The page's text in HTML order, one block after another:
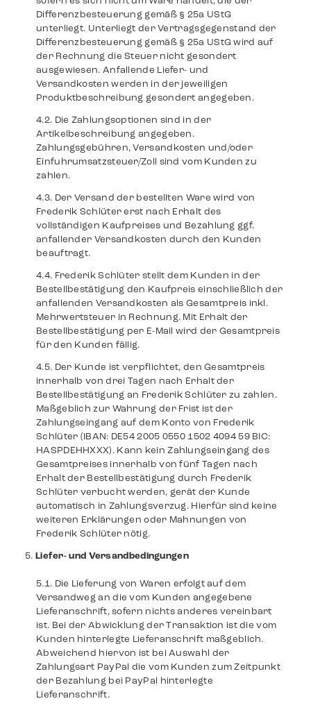
Differenzbesteuerung gemäß § 25a UStG
unterliegt. Unterliegt der Vertragsgegenstand der
Differenzbesteuerung gemäß § 25a UStG wird auf
der Rechnung die Steuer nicht gesondert
ausgewiesen. Anfallende Liefer- und
Versandkosten werden in der jeweiligen
Produktbeschreibung gesondert angegeben.
Die Zahlungsoptionen sind in der
Artikelbeschreibung angegeben.
Zahlungsgebühren, Versandkosten und/oder
Einfuhrumsatzsteuer/Zoll sind vom Kunden zu
zahlen.
Der Versand der bestellten Ware wird von
Frederik Schlüter erst nach Erhalt des
vollständigen Kaufpreises und Bezahlung ggf.
anfallender Versandkosten durch den Kunden
beauftragt.
Frederik Schlüter stellt dem Kunden in der
Bestellbestätigung den Kaufpreis einschließlich der
anfallenden Versandkosten als Gesamtpreis inkl.
Mehrwertsteuer in Rechnung. Mit Erhalt der
Bestellbestätigung per E-Mail wird der Gesamtpreis
für den Kunden fällig.
Der Kunde ist verpflichtet, den Gesamtpreis
innerhalb von drei Tagen nach Erhalt der
Bestellbestätigung an Frederik Schlüter zu zahlen.
Maßgeblich zur Wahrung der Frist ist der
Zahlungseingang auf dem Konto von Frederik
Schlüter (IBAN: DE54 2005 0550 1502 4094 59 BIC:
HASPDEHHXXX). Kann kein Zahlungseingang des
Gesamtpreises innerhalb von fünf Tagen nach
Erhalt der Bestellbestätigung durch Frederik
Schlüter verbucht werden, gerät der Kunde
automatisch in Zahlungsverzug. Hierfür sind keine
weiteren Erklärungen oder Mahnungen von
Frederik Schlüter nötig.
Liefer- und Versandbedingungen
Die Lieferung von Waren erfolgt auf dem
Versandweg an die vom Kunden angegebene
Lieferanschrift, sofern nichts anderes vereinbart
ist. Bei der Abwicklung der Transaktion ist die vom
Kunden hinterlegte Lieferanschrift maßgeblich.
Abweichend hiervon ist bei Auswahl der
Zahlungsart PayPal die vom Kunden zum Zeitpunkt
der Bezahlung bei PayPal hinterlegte
Lieferanschrift.